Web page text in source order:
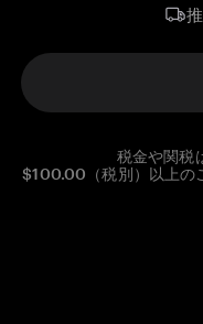
税金や関税
$100.00（税別）以上の